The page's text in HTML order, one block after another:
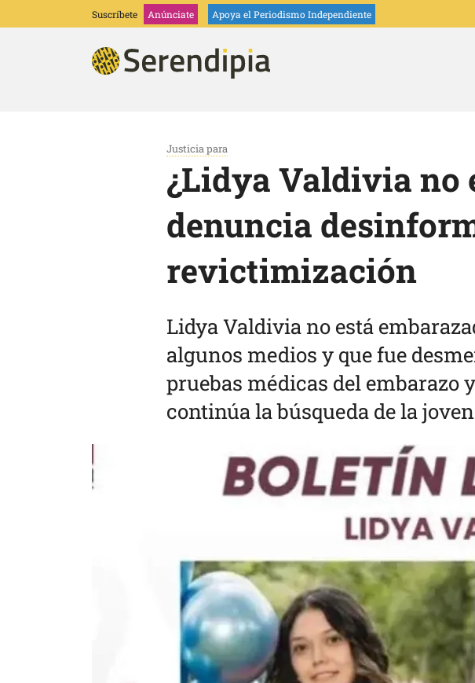
Suscríbete Anúnciate Apoya el Periodismo Independiente
Justicia para
¿Lidya Valdivia no
denuncia
revictimización
Lidya Valdivia no está
algunos medios y que fue
pruebas médicas del
continúa la búsqueda de la